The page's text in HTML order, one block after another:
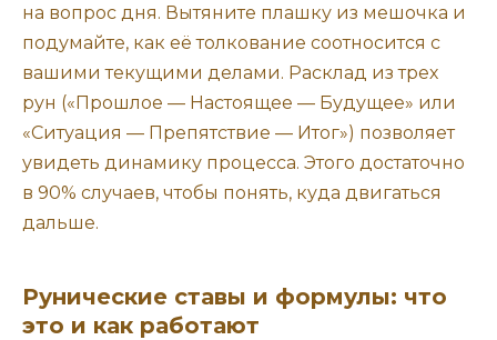
на вопрос дня. Вытяните плашку из мешочка и
подумайте, как её толкование соотносится с
вашими текущими делами. Расклад из трех
рун («Прошлое — Настоящее — Будущее» или
«Ситуация — Препятствие — Итог») позволяет
увидеть динамику процесса. Этого достаточно
в 90% случаев, чтобы понять, куда двигаться
дальше.
Рунические ставы и формулы: что
это и как работают